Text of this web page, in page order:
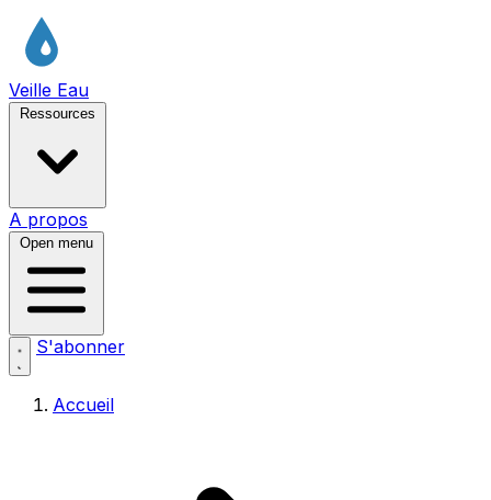
Veille Eau
Ressources
A propos
Open menu
S'abonner
Accueil